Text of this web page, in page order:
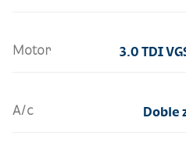
Motor 3.0 TDI
A/c Doble